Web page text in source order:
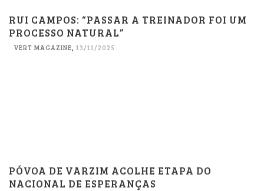
RUI CAMPOS: “PASSAR A TREINADOR FOI UM
PROCESSO NATURAL”
VERT MAGAZINE 13/11/2025
PÓVOA DE VARZIM ACOLHE ETAPA DO
NACIONAL DE ESPERANÇAS